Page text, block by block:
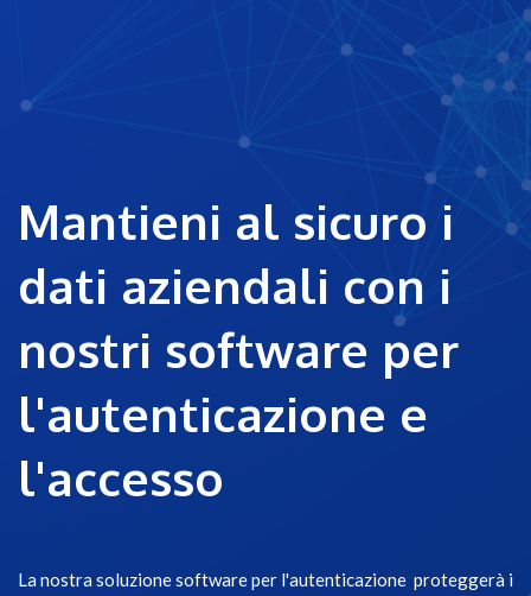
Mantieni al sicuro i
dati aziendali con i
nostri software per
l'autenticazione e
l'accesso
La nostra soluzione software per l'autenticazione proteggerà i